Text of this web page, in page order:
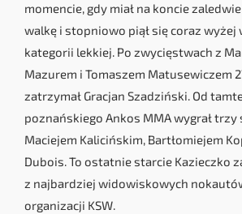
momencie, gdy miał na koncie
walkę i stopniowo piął się coraz wyżej
kategorii lekkiej. Po zwycięstwach z
Mazurem i Tomaszem Matusewiczem
zatrzymał Gracjan Szadziński. Od
poznańskiego Ankos MMA wygrał trzy
Maciejem Kalicińskim, Bartłomiejem
Dubois. To ostatnie starcie Kazieczko
z najbardziej widowiskowych
organizacji KSW.